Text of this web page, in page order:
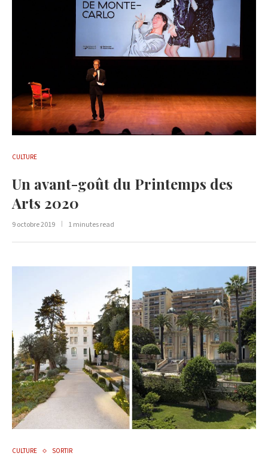
CULTURE
Un avant-goût du Printemps des
Arts 2020
9 octobre 2019 1 minutes read
CULTURE SORTIR